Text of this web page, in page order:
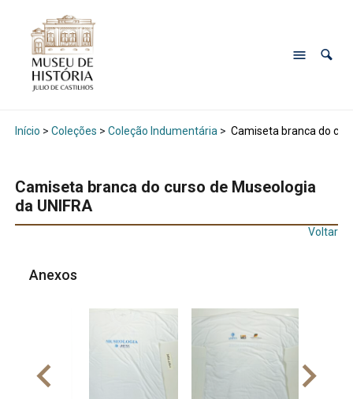
Início > Coleções > Coleção Indumentária > Camiseta branca do
Camiseta branca do curso de Museologia
da UNIFRA
Voltar
Anexos